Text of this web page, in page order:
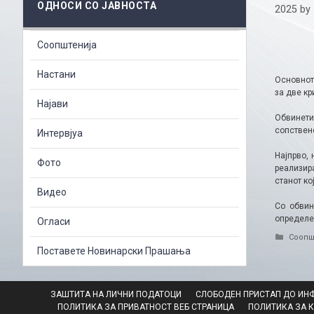
2025 by
за две
Најпрво,
станот
Со
ОДНОСИ СО ЈАВНОСТА
Соопштенија
Настани
Најави
Интервјуа
Фото
Видео
Огласи
Поставете Новинарски Прашања
ЗАШТИТА НА ЛИЧНИ ПОДАТОЦИ СЛОБОДЕН ПРИСТАП ДО
ПОЛИТИКА ЗА ПРИВАТНОСТ ВЕБ СТРАНИЦА
ПОЛИТИКА ЗА